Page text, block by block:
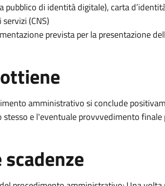
pubblico di identità digitale), carta
(CNS)
prevista per la presentazione
amministrativo si conclude
stesso e l'eventuale provvvedimento finale